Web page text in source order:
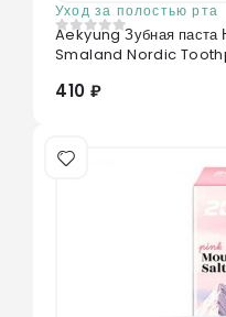
Уход за полостью рта
0из 5
Aekyung Зубная
Smaland Nordic
410 ₽